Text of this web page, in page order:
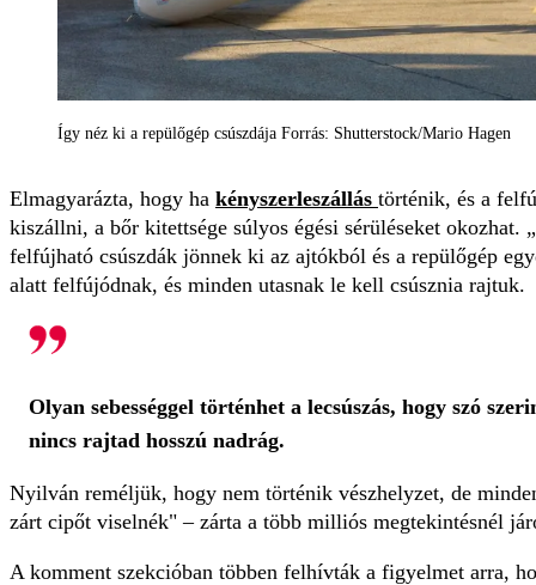
Így néz ki a repülőgép csúszdája Forrás: Shutterstock/Mario Hagen
Elmagyarázta, hogy ha kényszerleszállás történik, és a
kiszállni, a bőr kitettsége súlyos égési sérüléseket okozhat.
felfújható csúszdák jönnek ki az ajtókból és a repülőgép
alatt felfújódnak, és minden utasnak le kell csúsznia rajtuk.
Olyan sebességgel történhet a lecsúszás, hogy szó
nincs rajtad hosszú nadrág.
Nyilván reméljük, hogy nem történik vészhelyzet, de
zárt cipőt viselnék" – zárta a több milliós megtekintésnél
A komment szekcióban többen felhívták a figyelmet arra,